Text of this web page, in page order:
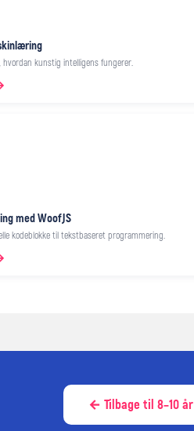
hvordan kunstig intelligens fungerer.
med WoofJS
kodeblokke til tekstbaseret programmering.
← Tilbage til 8–10 år